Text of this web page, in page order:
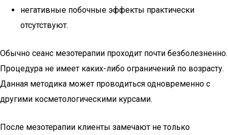
негативные побочные эффекты практически
отсутствуют.
Обычно сеанс мезотерапии проходит почти безболезненно.
Процедура не имеет каких-либо ограничений по возрасту.
Данная методика может проводиться одновременно с
другими косметологическими курсами.
После мезотерапии клиенты замечают не только